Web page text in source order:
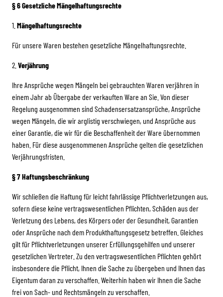
§ 6 Gesetzliche Mängelhaftungsrechte
1. Mängelhaftungsrechte
Für unsere Waren bestehen gesetzliche Mängelhaftungsrechte.
2. Verjährung
Ihre Ansprüche wegen Mängeln bei gebrauchten Waren verjähren in
einem Jahr ab Übergabe der verkauften Ware an Sie. Von dieser
Regelung ausgenommen sind Schadensersatzansprüche, Ansprüche
wegen Mängeln, die wir arglistig verschwiegen, und Ansprüche aus
einer Garantie, die wir für die Beschaffenheit der Ware übernommen
haben. Für diese ausgenommenen Ansprüche gelten die gesetzlichen
Verjährungsfristen.
§ 7 Haftungsbeschränkung
Wir schließen die Haftung für leicht fahrlässige Pflichtverletzungen aus,
sofern diese keine vertragswesentlichen Pflichten, Schäden aus der
Verletzung des Lebens, des Körpers oder der Gesundheit, Garantien
oder Ansprüche nach dem Produkthaftungsgesetz betreffen. Gleiches
gilt für Pflichtverletzungen unserer Erfüllungsgehilfen und unserer
gesetzlichen Vertreter. Zu den vertragswesentlichen Pflichten gehört
insbesondere die Pflicht, Ihnen die Sache zu übergeben und Ihnen das
Eigentum daran zu verschaffen. Weiterhin haben wir Ihnen die Sache
frei von Sach- und Rechtsmängeln zu verschaffen.